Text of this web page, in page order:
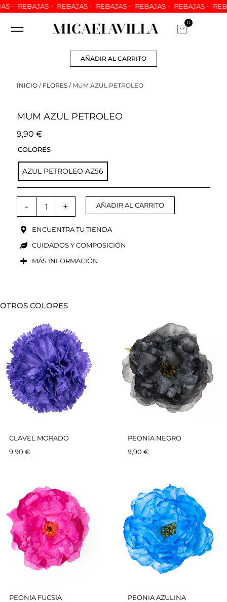
Ir
contenido
- REBAJAS - REBAJAS - REBAJAS - REBAJAS - REBAJAS -
0
Carrito
AÑADIR AL CARRITO
INICIO / FLORES / MUM AZUL PETROLEO
MUM AZUL PETROLEO
9,90€
COLORES
AZUL PETROLEO AZ56
-
MUM
PETROLEO
+ AÑADIR AL CARRITO
ENCUENTRA TU TIENDA
CUIDADOS Y COMPOSICIÓN
MÁS INFORMACIÓN
OTROS COLORES
CLAVEL MORADO
9,90 €
PEONIA NEGRO
9,90 €
PEONIA FUCSIA
PEONIA AZULINA